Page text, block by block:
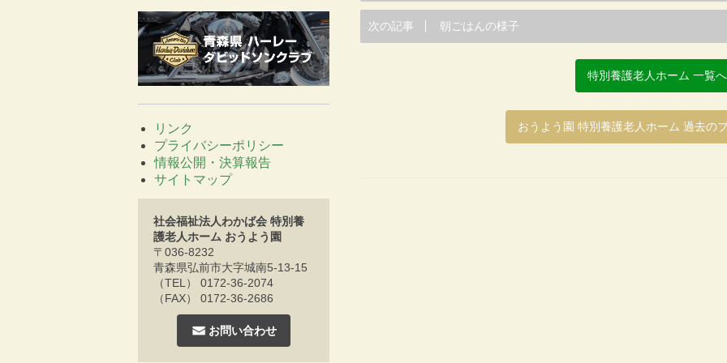
次の記事 朝ごはんの様子
特別養護老人ホーム 一覧へ
おうよう園 特別養護老人ホーム 過去の
リンク
プライバシーポリシー
情報公開・決算報告
サイトマップ
社会福祉法人わかば会 特別養
護老人ホーム おうよう園
〒036-8232
青森県弘前市大字城南5-13-15
（TEL） 0172-36-2074
（FAX） 0172-36-2686
お問い合わせ